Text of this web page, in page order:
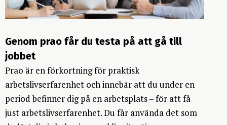
Frågor och svar för skolpersonal
Utvärdering efter prao
Frågor och svar för arbetslivet
Genom prao får du testa på att gå till
jobbet
Prao är en förkortning för praktisk
arbetslivserfarenhet och innebär att du under en
period befinner dig på en arbetsplats – för att få
just arbetslivserfarenhet. Du får använda det som